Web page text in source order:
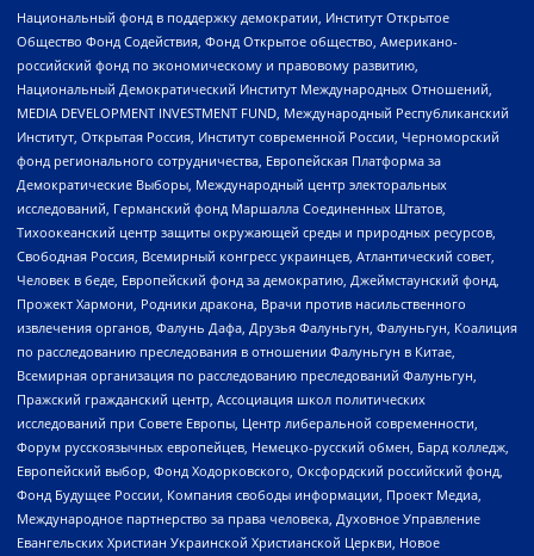
Национальный фонд в поддержку демократии, Институт Открытое
Общество Фонд Содействия, Фонд Открытое общество, Американо-
российский фонд по экономическому и правовому развитию,
Национальный Демократический Институт Международных Отношений,
MEDIA DEVELOPMENT INVESTMENT FUND, Международный Республиканский
Институт, Открытая Россия, Институт современной России, Черноморский
фонд регионального сотрудничества, Европейская Платформа за
Демократические Выборы, Международный центр электоральных
исследований, Германский фонд Маршалла Соединенных Штатов,
Тихоокеанский центр защиты окружающей среды и природных ресурсов,
Свободная Россия, Всемирный конгресс украинцев, Атлантический совет,
Человек в беде, Европейский фонд за демократию, Джеймстаунский фонд,
Прожект Хармони, Родники дракона, Врачи против насильственного
извлечения органов, Фалунь Дафа, Друзья Фалуньгун, Фалуньгун, Коалиция
по расследованию преследования в отношении Фалуньгун в Китае,
Всемирная организация по расследованию преследований Фалуньгун,
Пражский гражданский центр, Ассоциация школ политических
исследований при Совете Европы, Центр либеральной современности,
Форум русскоязычных европейцев, Немецко-русский обмен, Бард колледж,
Европейский выбор, Фонд Ходорковского, Оксфордский российский фонд,
Фонд Будущее России, Компания свободы информации, Проект Медиа,
Международное партнерство за права человека, Духовное Управление
Евангельских Христиан Украинской Христианской Церкви, Новое